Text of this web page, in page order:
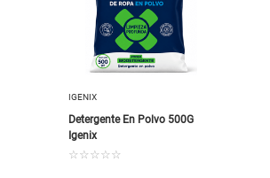
IGENIX
Detergente En Polvo 500G
Igenix
☆ ☆ ☆ ☆ ☆
porcelanato
puertas